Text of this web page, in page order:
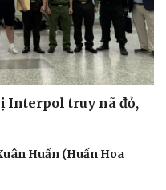
Interpol truy nã đỏ,
Huấn (Huấn Hoa